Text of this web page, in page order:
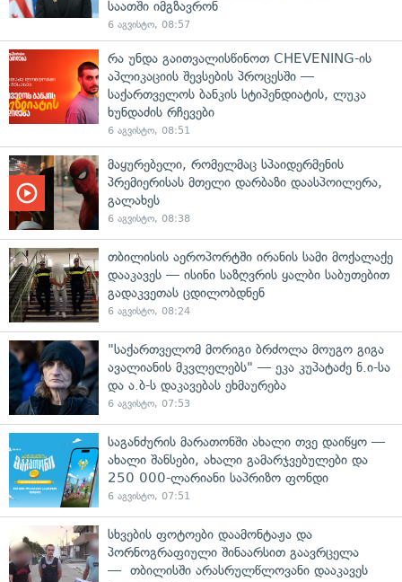
საათში იმგზავრონ
6 აგვისტო, 08:57
რა უნდა გაითვალისწინოთ CHEVENING-ის
აპლიკაციის შევსების პროცესში —
საქართველოს ბანკის სტიპენდიატის, ლუკა
ხუნდაძის რჩევები
6 აგვისტო, 08:51
მაყურებელი, რომელმაც სპაიდერმენის
პრემიერისას მთელი დარბაზი დაასპოილერა,
გალახეს
6 აგვისტო, 08:38
თბილისის აეროპორტში ირანის სამი მოქალაქე
დააკავეს — ისინი საზღვრის ყალბი საბუთებით
გადაკვეთას ცდილობდნენ
6 აგვისტო, 08:24
"საქართველომ მორიგი ბრძოლა მოუგო გიგა
ავალიანის მკვლელებს" — ეკა კუპატაძე ნ.ი-სა
და ა.ბ-ს დაკავებას ეხმაურება
6 აგვისტო, 07:53
საგანძურის მარათონში ახალი თვე დაიწყო —
ახალი შანსები, ახალი გამარჯვებულები და
250 000-ლარიანი საპრიზო ფონდი
6 აგვისტო, 07:51
სხვების ფოტოები დაამონტაჟა და
პორნოგრაფიული შინაარსით გაავრცელა
— თბილისში არასრულწლოვანი დააკავეს